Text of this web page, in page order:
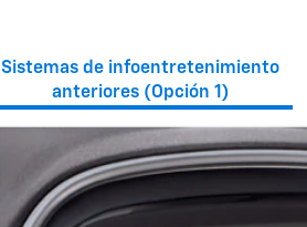
Sistemas de infoentretenimiento
anteriores (Opción 1)